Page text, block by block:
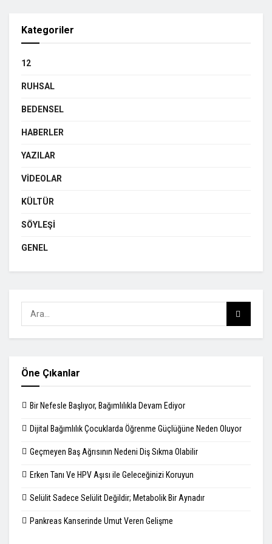
Kategoriler
12
RUHSAL
BEDENSEL
HABERLER
YAZILAR
VIDEOLAR
KÜLTÜR
SÖYLEŞI
GENEL
Öne Çıkanlar
Bir Nefesle Başlıyor, Bağımlılıkla Devam Ediyor
Dijital Bağımlılık Çocuklarda Öğrenme Güçlüğüne Neden Oluyor
Geçmeyen Baş Ağrısının Nedeni Diş Sıkma Olabilir
Erken Tanı Ve HPV Aşısı ile Geleceğinizi Koruyun
Selülit Sadece Selülit Değildir; Metabolik Bir Aynadır
Pankreas Kanserinde Umut Veren Gelişme